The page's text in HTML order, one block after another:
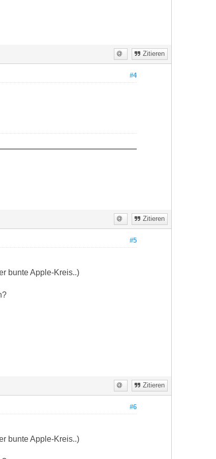
Zitieren
#4
Zitieren
#5
bunte Apple-Kreis..)
Zitieren
#6
bunte Apple-Kreis..)